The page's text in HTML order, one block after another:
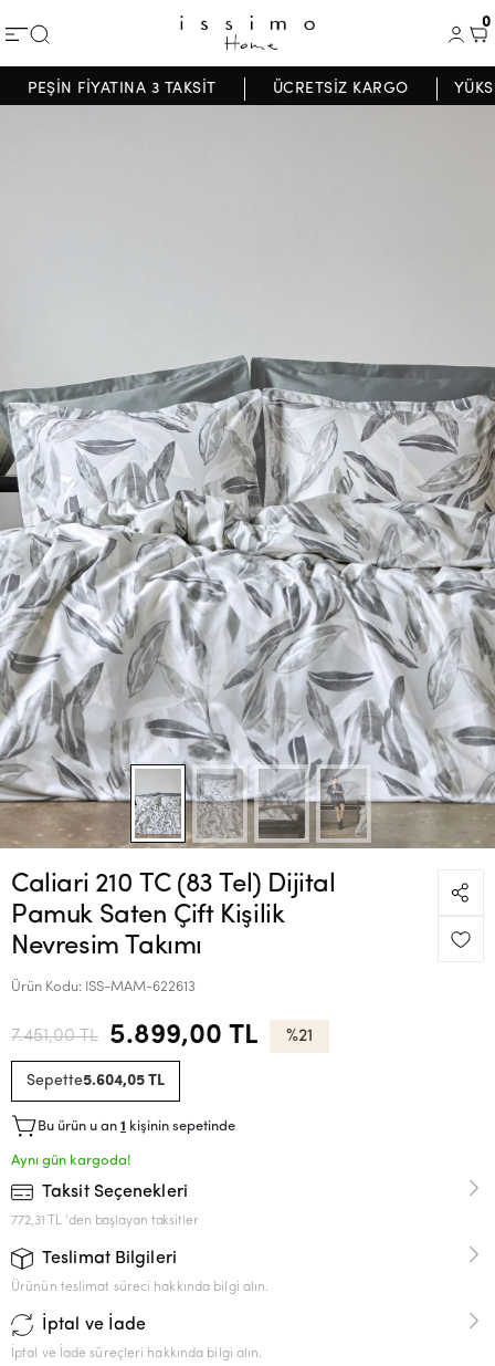
0
PEŞİN FİYATINA 3 TAKSİT ÜCRETSİZ KARGO
Caliari 210 TC (83 Tel) Dijital
Pamuk Saten Çift Kişilik
Nevresim Takımı
Ürün Kodu: ISS-MAM-622613
7.451,00 TL 5.899,00 TL %21
Sepette5.604,05 TL
Bu ürün u an 1 kişinin sepetinde
Aynı gün kargoda!
Taksit Seçenekleri
772,31 TL 'den başlayan taksitler
Teslimat Bilgileri
Ürünün teslimat süreci hakkında bilgi alın.
İptal ve İade
İptal ve İade süreçleri hakkında bilgi alın.